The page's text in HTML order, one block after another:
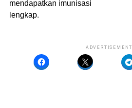
mendapatkan imunisasi
lengkap.
ADVERTISEMENT